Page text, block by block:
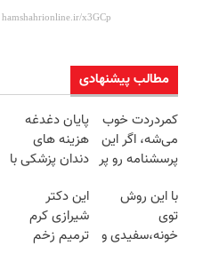
مطالب پیشنهادی
کمردردت خوب
می‌شه، اگر این
پرسشنامه رو پر
پایان دغدغه
هزینه های
دندان پزشکی با
کننده خانگی
با این روش
توی
خونه،سفیدی و
این دکتر
شیرازی کرم
ترمیم زخم